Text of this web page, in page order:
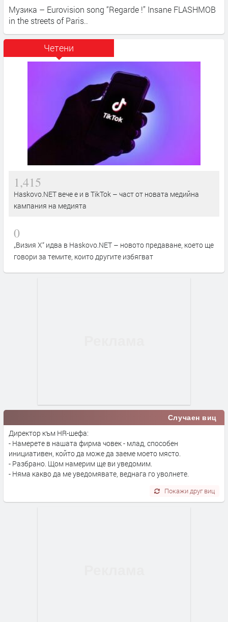
Музика – Eurovision song “Regarde !” Insane FLASHMOB
in the streets of Paris..​
Четени
1,415
Haskovo.NET вече е и в TikTok – част от новата медийна
кампания на медията
0
„Визия Х“ идва в Haskovo.NET – новото предаване, което ще
говори за темите, които другите избягват
Случаен виц
Директор към HR-шефа:
- Намерете в нашата фирма човек - млад, способен
инициативен, който да може да заеме моето място.
- Разбрано. Щом намерим ще ви уведомим.
- Няма какво да ме уведомявате, веднага го уволнете.
Покажи друг виц